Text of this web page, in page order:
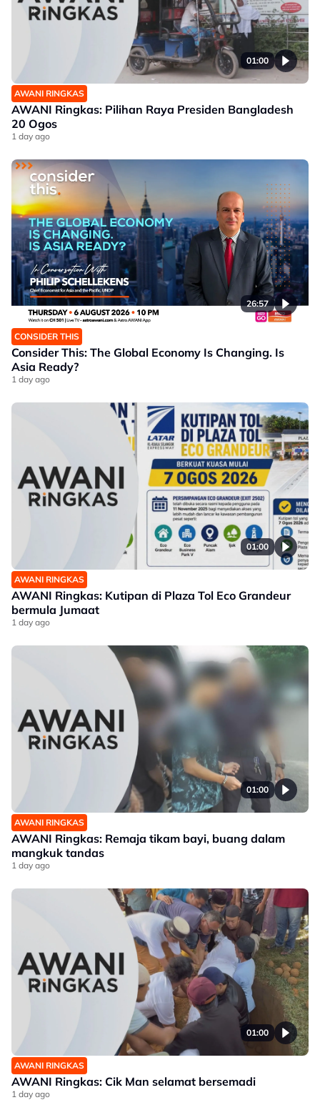
01:00
AWANI RINGKAS
AWANI Ringkas: Pilihan Raya Presiden Bangladesh
20 Ogos
1 day ago
26:57
CONSIDER THIS
Consider This: The Global Economy Is Changing. Is
Asia Ready?
1 day ago
01:00
AWANI RINGKAS
AWANI Ringkas: Kutipan di Plaza Tol Eco Grandeur
bermula Jumaat
1 day ago
01:00
AWANI RINGKAS
AWANI Ringkas: Remaja tikam bayi, buang dalam
mangkuk tandas
1 day ago
01:00
AWANI RINGKAS
AWANI Ringkas: Cik Man selamat bersemadi
1 day ago